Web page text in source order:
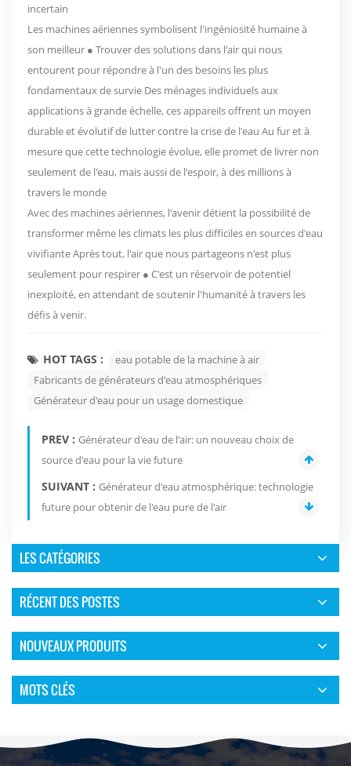
incertain
Les machines aériennes symbolisent l'ingéniosité humaine à
son meilleur ● Trouver des solutions dans l'air qui nous
entourent pour répondre à l'un des besoins les plus
fondamentaux de survie Des ménages individuels aux
applications à grande échelle, ces appareils offrent un moyen
durable et évolutif de lutter contre la crise de l'eau Au fur et à
mesure que cette technologie évolue, elle promet de livrer non
seulement de l'eau, mais aussi de l'espoir, à des millions à
travers le monde
Avec des machines aériennes, l'avenir détient la possibilité de
transformer même les climats les plus difficiles en sources d'eau
vivifiante Après tout, l'air que nous partageons n'est plus
seulement pour respirer ● C'est un réservoir de potentiel
inexploité, en attendant de soutenir l'humanité à travers les
défis à venir.
HOT TAGS :
eau potable de la machine à air
Fabricants de générateurs d'eau atmosphériques
Générateur d'eau pour un usage domestique
PREV : Générateur d'eau de l'air: un nouveau choix de
source d'eau pour la vie future
SUIVANT : Générateur d'eau atmosphérique: technologie
future pour obtenir de l'eau pure de l'air
LES CATÉGORIES
RÉCENT DES POSTES
NOUVEAUX PRODUITS
MOTS CLÉS